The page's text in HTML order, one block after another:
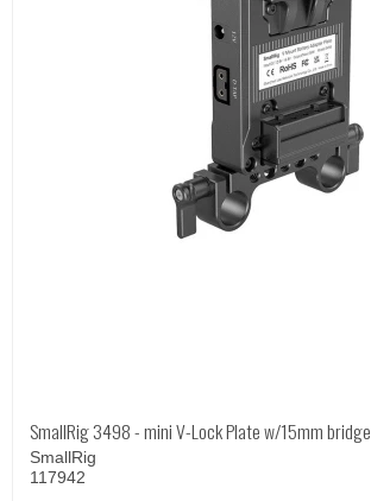
SmallRig 3498 - mini V-Lock Plate w/15mm bridge
SmallRig
117942